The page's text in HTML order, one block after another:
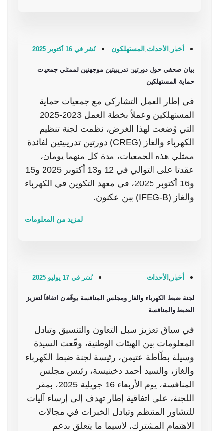
نُشر في 16 أكتوبر 2025 أخبار الأحداث المستهلكون
بيان صحفي حول دورتين تدريبيتين موجهتين لممثلي جمعيات
حماية المستهلكين
في إطار العمل التشاركي مع جمعيات حماية
المستهلكين وعملاً بخطة العمل 2023-2025
التي وُضعت لهذا الغرض، نظمت لجنة تنظيم
الكهرباء والغاز (CREG) دورتين تدريبيتين لفائدة
ممثلي هذه الجمعيات، مدة كل منهما يومان،
عقدتا على التوالي في 12 و13 أكتوبر 2025 و15
و16 أكتوبر 2025، في معهد التكوين في الكهرباء
والغاز (IFEG-B) ببن عكنون.
لمزيد من المعلومات
نُشر في 17 يوليو 2025 أخبار الأحداث
لجنة ضبط الكهرباء والغاز ومجلس المنافسة يوقّعان اتفاقاً لتعزيز
الضبط والمنافسة
في سياق تعزيز سبل التعاون والتنسيق وتبادل
المعلومات بين الهيئات الوطنية، وقّعت السيدة
وسيلة بطّاطة عتيمن، رئيسة لجنة ضبط الكهرباء
والغاز، والسيد أحمد دخينيسة، رئيس مجلس
المنافسة، يوم الأربعاء 16 جويلية 2025، بمقر
اللجنة، على اتفاقية إطار تهدف إلى إرساء آليات
للتشاور المنتظم وتبادل الخبرات في مجالات
الاهتمام المشترك، لاسيما ما يتعلق بدعم